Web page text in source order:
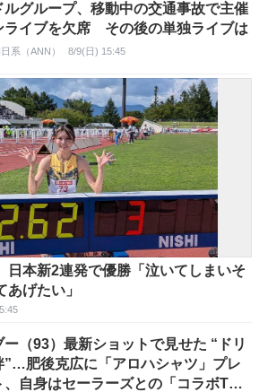
ルグループ、移動中の交通事故で主催
ライブを欠席 その後の単独ライブは
系（ANN） 8/9(日) 15:45
日本新2連発で優勝「泣いてしまいそ
げたい」
ー（93）最新ショットで見せた “ドリ
”…肥後克広に「アロハシャツ」プレ
、自身はセーラーズとの「コラボT」